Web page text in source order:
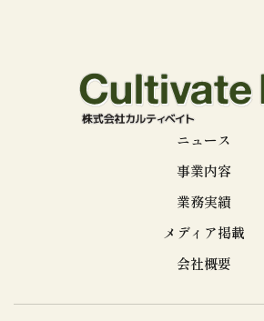
ニュース
事業内容
業務実績
メディア掲載
会社概要